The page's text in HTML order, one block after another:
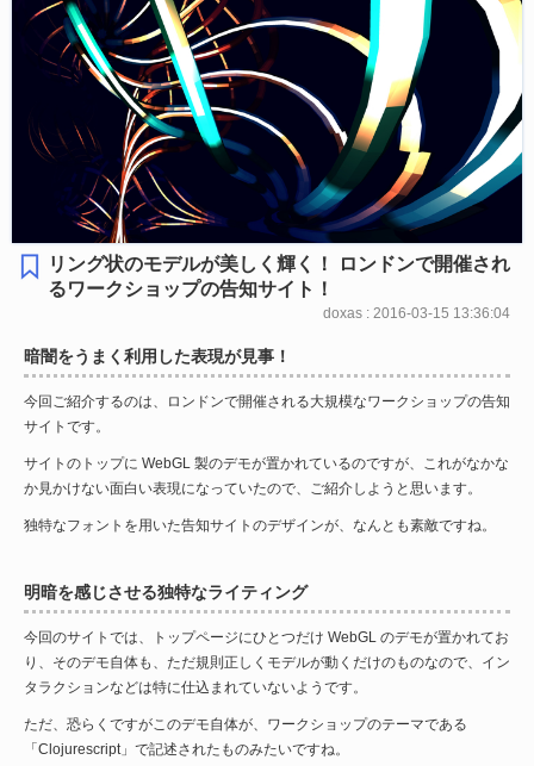
リング状のモデルが美しく輝く！ ロンドンで開催され
るワークショップの告知サイト！
doxas : 2016-03-15 13:36:04
暗闇をうまく利用した表現が見事！
今回ご紹介するのは、ロンドンで開催される大規模なワークショップの告知
サイトです。
サイトのトップに WebGL 製のデモが置かれているのですが、これがなかな
か見かけない面白い表現になっていたので、ご紹介しようと思います。
独特なフォントを用いた告知サイトのデザインが、なんとも素敵ですね。
明暗を感じさせる独特なライティング
今回のサイトでは、トップページにひとつだけ WebGL のデモが置かれてお
り、そのデモ自体も、ただ規則正しくモデルが動くだけのものなので、イン
タラクションなどは特に仕込まれていないようです。
ただ、恐らくですがこのデモ自体が、ワークショップのテーマである
「Clojurescript」で記述されたものみたいですね。